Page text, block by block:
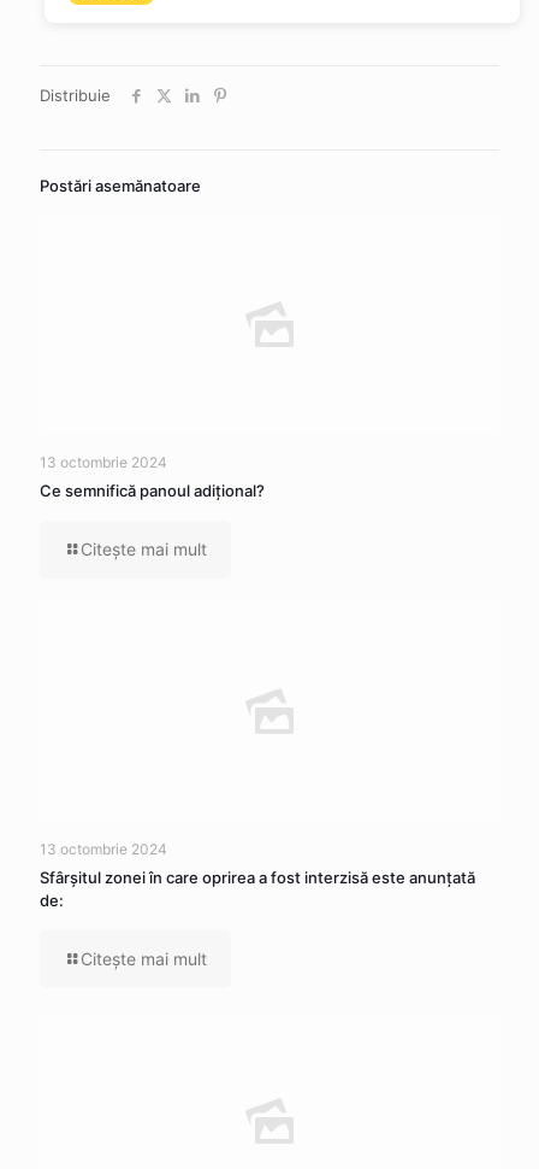
Distribuie
Postări asemănatoare
13 octombrie 2024
Ce semnifică panoul adițional?
Citeşte mai mult
13 octombrie 2024
Sfârșitul zonei în care oprirea a fost interzisă este anunțată
de:
Citeşte mai mult